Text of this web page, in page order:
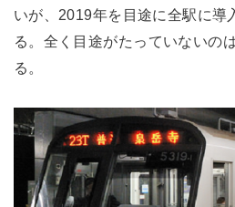
いが、2019年を目途に全駅に導
る。全く目途がたっていないの
る。